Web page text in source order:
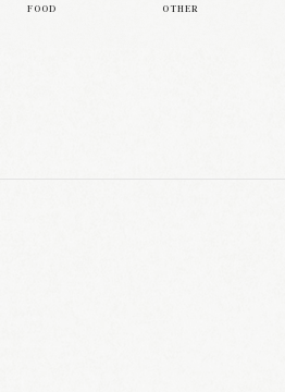
FOOD OTHER